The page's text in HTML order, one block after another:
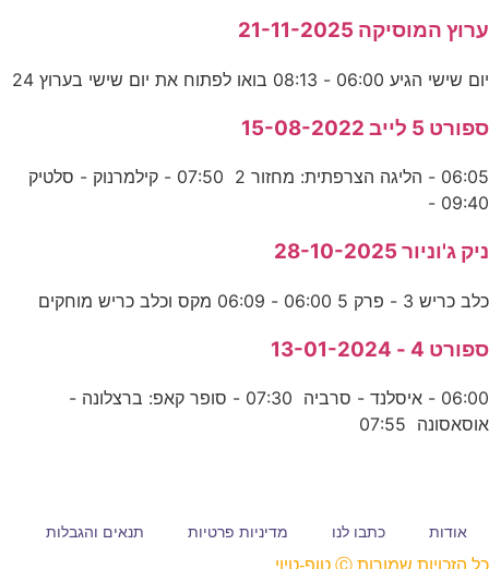
ערוץ המוסיקה 21-11-2025
יום שישי הגיע 06:00 - 08:13 בואו לפתוח את יום שישי בערוץ 24
ספורט 5 לייב 15-08-2022
06:05 - הליגה הצרפתית: מחזור 2 07:50 - קילמרנוק - סלטיק
09:40 -
ניק ג'וניור 28-10-2025
כלב כריש 3 - פרק 5 06:00 - 06:09 מקס וכלב כריש מוחקים
ספורט 4 - 13-01-2024
06:00 - איסלנד - סרביה 07:30 - סופר קאפ: ברצלונה -
אוסאסונה 07:55
אודות כתבו לנו מדיניות פרטיות תנאים והגבלות